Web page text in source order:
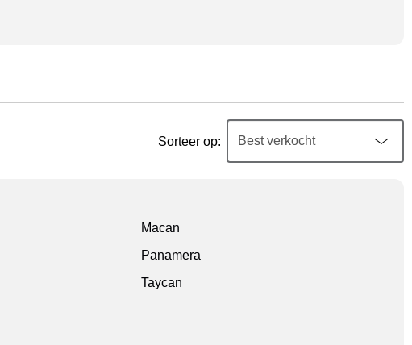
Sorteer op:
Macan
Panamera
Taycan